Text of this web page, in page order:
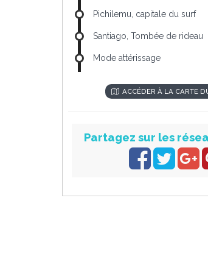
Pichilemu, capitale du surf
Santiago, Tombée de rideau
Mode attérissage
ACCÉDER À LA CARTE
Partagez sur les